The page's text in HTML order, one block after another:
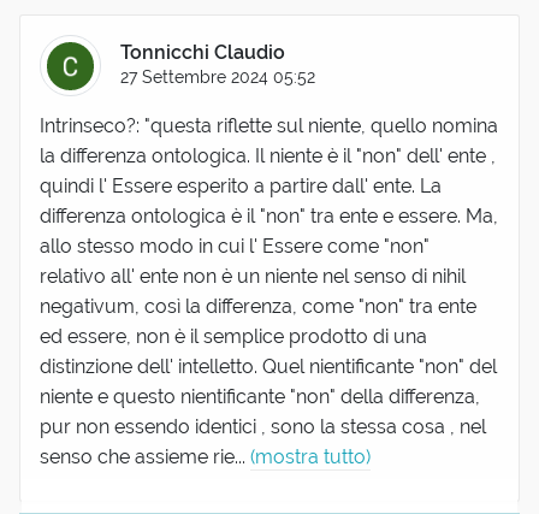
Tonnicchi Claudio
27 Settembre 2024 05:52
Intrinseco?: "questa riflette sul niente, quello nomina
la differenza ontologica. Il niente è il "non" dell' ente ,
quindi l' Essere esperito a partire dall' ente. La
differenza ontologica è il "non" tra ente e essere. Ma,
allo stesso modo in cui l' Essere come "non"
relativo all' ente non è un niente nel senso di nihil
negativum, così la differenza, come "non" tra ente
ed essere, non è il semplice prodotto di una
distinzione dell' intelletto. Quel nientificante "non" del
niente e questo nientificante "non" della differenza,
pur non essendo identici , sono la stessa cosa , nel
senso che assieme rie... (mostra tutto)